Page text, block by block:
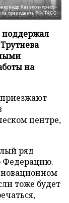
Казаков/пресс-
президента РФ/ТАСС
поддержал
на
центре,
ряд
Федерацию.
тоже будет